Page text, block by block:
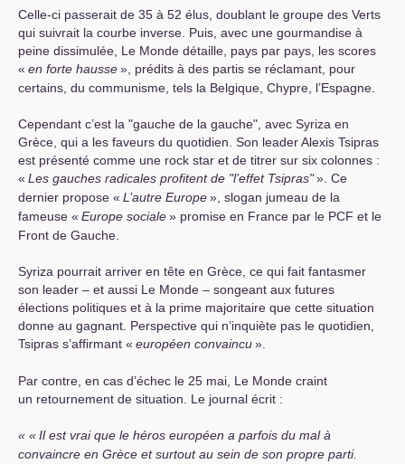
Celle-ci passerait de 35 à 52 élus, doublant le groupe des Verts
qui suivrait la courbe inverse. Puis, avec une gourmandise à
peine dissimulée, Le Monde détaille, pays par pays, les scores
« en forte hausse», prédits à des partis se réclamant, pour
certains, du communisme, tels la Belgique, Chypre, l’Espagne.
Cependant c’est la "gauche de la gauche", avec Syriza en
Grèce, qui a les faveurs du quotidien. Son leader Alexis Tsipras
est présenté comme une rock star et de titrer sur six colonnes :
« Les gauches radicales profitent de "l’effet Tsipras"». Ce
dernier propose « L’autre Europe», slogan jumeau de la
fameuse « Europe sociale» promise en France par le PCF et le
Front de Gauche.
Syriza pourrait arriver en tête en Grèce, ce qui fait fantasmer
son leader – et aussi Le Monde – songeant aux futures
élections politiques et à la prime majoritaire que cette situation
donne au gagnant. Perspective qui n’inquiète pas le quotidien,
Tsipras s’affirmant « européen convaincu».
Par contre, en cas d’échec le 25 mai, Le Monde craint
un retournement de situation. Le journal écrit :
«Il est vrai que le héros européen a parfois du mal à
convaincre en Grèce et surtout au sein de son propre parti.